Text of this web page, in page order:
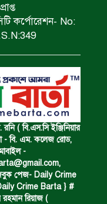
জব্দ।
মৃত্যু।
কর্পোরেশন- No:
( বি.এস.সি ইঞ্জিনিয়ার
- বি. এম. কলেজ রোড,
-
,
পেজ- Daily Crime
Crime Barta } #
রিয়াজ (